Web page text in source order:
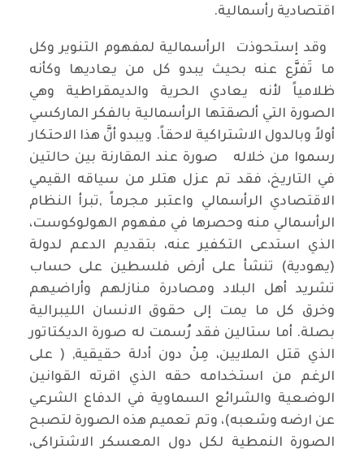
اقتصادية رأسمالية.
وقد إستحوذت الرأسمالية لمفهوم التنوير وكل
ما تَفرَّع عنه بحيث يبدو كل من يعاديها وكأنه
ظلامياً لأنه يعادي الحرية والديمقراطية وهي
الصورة التي ألصقتها الرأسمالية بالفكر الماركسي
أولاً وبالدول الاشتراكية لاحقاً. ويبدو أنَّ هذا الاحتكار
رسموا من خلاله صورة عند المقارنة بين حالتين
في التاريخ، فقد تم عزل هتلر من سياقه القيمي
الاقتصادي الرأسمالي واعتبر مجرماً ,تبرأ النظام
الرأسمالي منه وحصرها في مفهوم الهولوكوست،
الذي استدعى التكفير عنه، بتقديم الدعم لدولة
(يهودية) تنشأ على أرض فلسطين على حساب
تشريد أهل البلاد ومصادرة منازلهم وأراضيهم
وخرق كل ما يمت إلى حقوق الانسان الليبرالية
بصلة. أما ستالين فقد رُسمت له صورة الديكتاتور
الذي قتل الملايين، مِنْ دون أدلة حقيقية, ( على
الرغم من استخدامه حقه الذي اقرته القوانين
الوضعية والشرائع السماوية في الدفاع الشرعي
عن ارضه وشعبه)، وتم تعميم هذه الصورة لتصبح
الصورة النمطية لكل دول المعسكر الاشتراكي،